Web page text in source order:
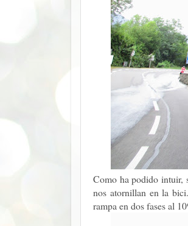
Como ha podido intuir,
nos atornillan en la
rampa en dos fases al